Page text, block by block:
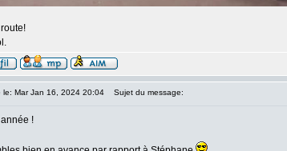
le: Mar Jan 16, 2024 20:04 Sujet du message:
!